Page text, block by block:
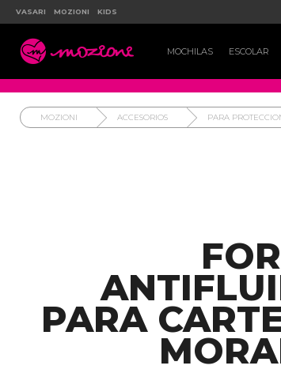
VASARI MOZIONI KIDS
 MOCHILAS ESCOLAR
MOZIONI ACCESORIOS PARA
PARA